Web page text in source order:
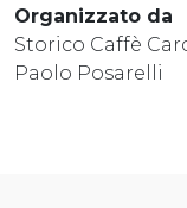
Organizzato da
Storico Caffè
Paolo Posarelli